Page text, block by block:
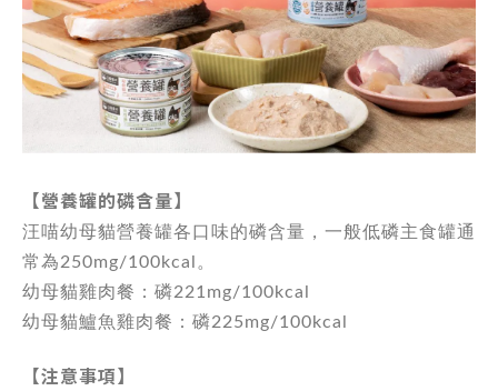
【營養罐的磷含量】
汪喵幼母貓營養罐各口味的磷含量，一般低磷主食罐通
常為250mg/100kcal。
幼母貓雞肉餐：磷221mg/100kcal
幼母貓鱸魚雞肉餐：磷225mg/100kcal
【注意事項】